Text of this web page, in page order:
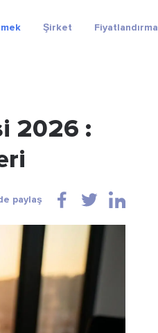
Şirket Fiyatlandırma
2026 :
paylaş